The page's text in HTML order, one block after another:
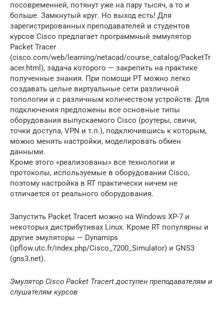
посовременней, потянут уже на пару тысяч, а то и
больше. Замкнутый круг. Но выход есть! Для
зарегистрированных преподавателей и студентов
курсов Cisco предлагает программный эммулятор
Packet Tracer
(cisco.com/web/learning/netacad/course_catalog/PacketTr
acer.html), задача которого — закрепить на практике
полученные знания. При помощи PT можно легко
создавать целые виртуальные сети различной
топологии и с различным количеством устройств. Для
подключения предложены все основные типы
оборудования выпускаемого Cisco (роутеры, свичи,
точки доступа, VPN и т.п.), подключившись к которым,
можно менять настройки, моделировать обмен
данными.
Кроме этого «реализованы» все технологии и
протоколы, используемые в оборудовании Cisco,
поэтому настройка в RT практически ничем не
отличается от реального оборудования.
Запустить Packet Tracert можно на Windows XP-7 и
некоторых дистрибутивах Linux. Кроме RT популярны и
другие эмуляторы — Dynamips
(ipflow.utc.fr/index.php/Cisco_7200_Simulator) и GNS3
(gns3.net).
Эмулятор Cisco Packet Tracert доступен преподавателям и
слушателям курсов